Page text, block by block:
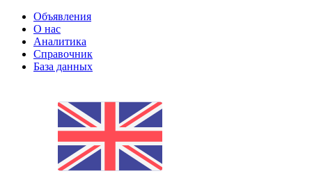
Объявления
О нас
Аналитика
Справочник
База данных